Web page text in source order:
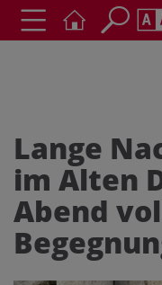
AA
A A A
Lange
im Alten
Abend